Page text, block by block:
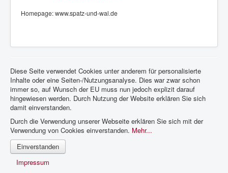
Homepage: www.spatz-und-wal.de
Diese Seite verwendet Cookies unter anderem für personalisierte
Inhalte oder eine Seiten-/Nutzungsanalyse. Dies war zwar schon
immer so, auf Wunsch der EU muss nun jedoch explizit darauf
hingewiesen werden. Durch Nutzung der Website erklären Sie sich
damit einverstanden.
Durch die Verwendung unserer Webseite erklären Sie sich mit der
Verwendung von Cookies einverstanden. Mehr...
Einverstanden
Impressum